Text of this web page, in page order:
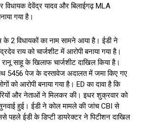
विधायक देवेंद्र यादव और बिलाईगढ़ MLA
गया है।
2 विधायकों का नाम सामने आया है। ईडी ने
राय को चार्जशीट में आरोपी बनाया गया है।
साहू के खिलाफ चार्जशीट दाखिल किया है।
5456 पेज के दस्तावेज अदालत में जमा किए गए
आरोपी बनाया गया है। ED का दावा है कि
और नेताओं ने मिलकर की। इधर शुक्रवार को
सुनवाई हुई। ईडी ने कोल मामले की जांच CBI से
पहले ईडी के डिप्टी डायरेक्टर ने पिटीशन दाखिल